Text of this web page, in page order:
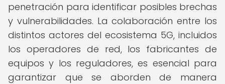
penetración para identificar posibles brechas
y vulnerabilidades. La colaboración entre los
distintos actores del ecosistema 5G, incluidos
los operadores de red, los fabricantes de
equipos y los reguladores, es esencial para
garantizar que se aborden de manera